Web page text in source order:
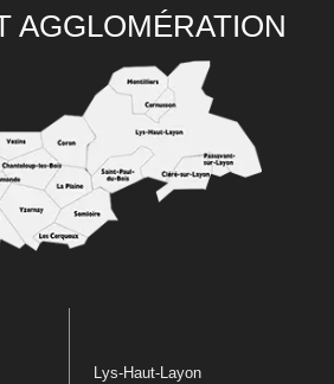
AGGLOMÉRATION
Lys-Haut-Layon